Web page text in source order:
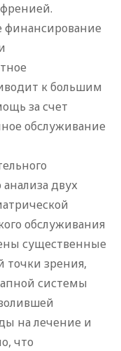
к большим
за счет
обслуживание
двух
обслуживания
существенные
точки зрения,
системы
на лечение и
что